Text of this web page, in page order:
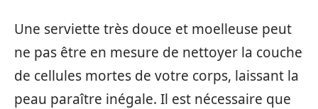
Une serviette très douce et moelleuse peut
ne pas être en mesure de nettoyer la couche
de cellules mortes de votre corps, laissant la
peau paraître inégale. Il est nécessaire que